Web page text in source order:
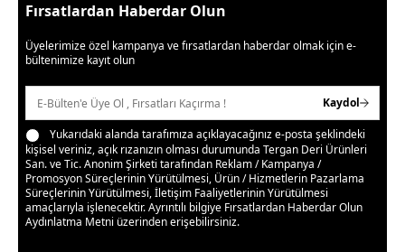
Fırsatlardan Haberdar Olun
Üyelerimize özel kampanya ve fırsatlardan haberdar olmak için e-
bültenimize kayıt olun
Kaydol
Yukarıdaki alanda tarafımıza açıklayacağınız e-posta şeklindeki
kişisel veriniz, açık rızanızın olması durumunda Tergan Deri Ürünleri
San. ve Tic. Anonim Şirketi tarafından Reklam / Kampanya /
Promosyon Süreçlerinin Yürütülmesi, Ürün / Hizmetlerin Pazarlama
Süreçlerinin Yürütülmesi, İletişim Faaliyetlerinin Yürütülmesi
amaçlarıyla işlenecektir. Ayrıntılı bilgiye Fırsatlardan Haberdar Olun
Aydınlatma Metni üzerinden erişebilirsiniz.